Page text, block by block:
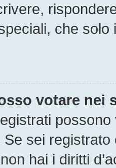
che solo
votare nei
Se sei
hai i diritti